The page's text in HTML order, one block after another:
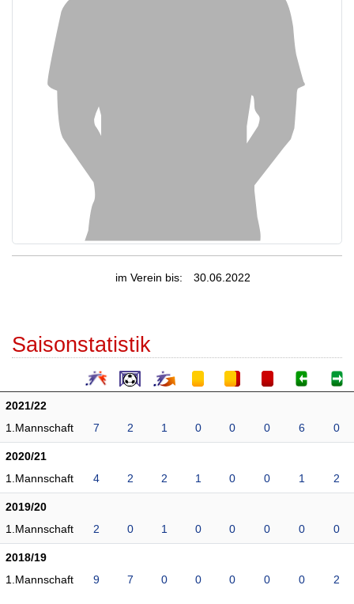
im Verein bis: 30.06.2022
Saisonstatistik
2021/22
1.Mannschaft
7 2 1 0 0 0 6 0
2020/21
1.Mannschaft
4 2 2 1 0 0 1 2
2019/20
1.Mannschaft
2 0 1 0 0 0 0 0
2018/19
1.Mannschaft
9 7 0 0 0 0 0 2